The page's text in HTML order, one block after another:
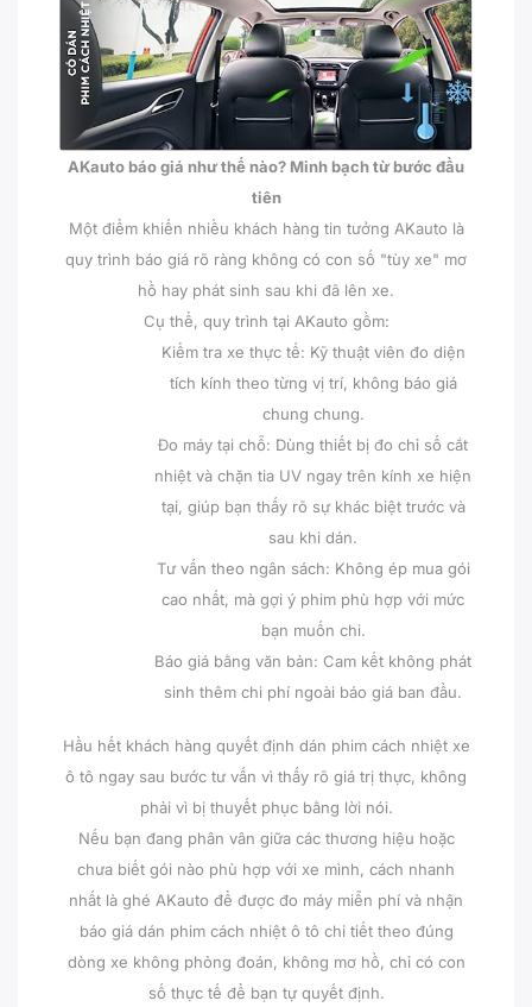
AKauto báo giá như thế nào? Minh bạch từ bước đầu
tiên
Một điểm khiến nhiều khách hàng tin tưởng AKauto là
quy trình báo giá rõ ràng không có con số "tùy xe" mơ
hồ hay phát sinh sau khi đã lên xe.
Cụ thể, quy trình tại AKauto gồm:
Kiểm tra xe thực tế: Kỹ thuật viên đo diện
tích kính theo từng vị trí, không báo giá
chung chung.
Đo máy tại chỗ: Dùng thiết bị đo chỉ số cắt
nhiệt và chặn tia UV ngay trên kính xe hiện
tại, giúp bạn thấy rõ sự khác biệt trước và
sau khi dán.
Tư vấn theo ngân sách: Không ép mua gói
cao nhất, mà gợi ý phim phù hợp với mức
bạn muốn chi.
Báo giá bằng văn bản: Cam kết không phát
sinh thêm chi phí ngoài báo giá ban đầu.
Hầu hết khách hàng quyết định dán phim cách nhiệt xe
ô tô ngay sau bước tư vấn vì thấy rõ giá trị thực, không
phải vì bị thuyết phục bằng lời nói.
Nếu bạn đang phân vân giữa các thương hiệu hoặc
chưa biết gói nào phù hợp với xe mình, cách nhanh
nhất là ghé AKauto để được đo máy miễn phí và nhận
báo giá dán phim cách nhiệt ô tô chi tiết theo đúng
dòng xe không phỏng đoán, không mơ hồ, chỉ có con
số thực tế để bạn tự quyết định.